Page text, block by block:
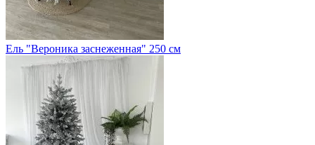
Ель "Вероника заснеженная" 250 см